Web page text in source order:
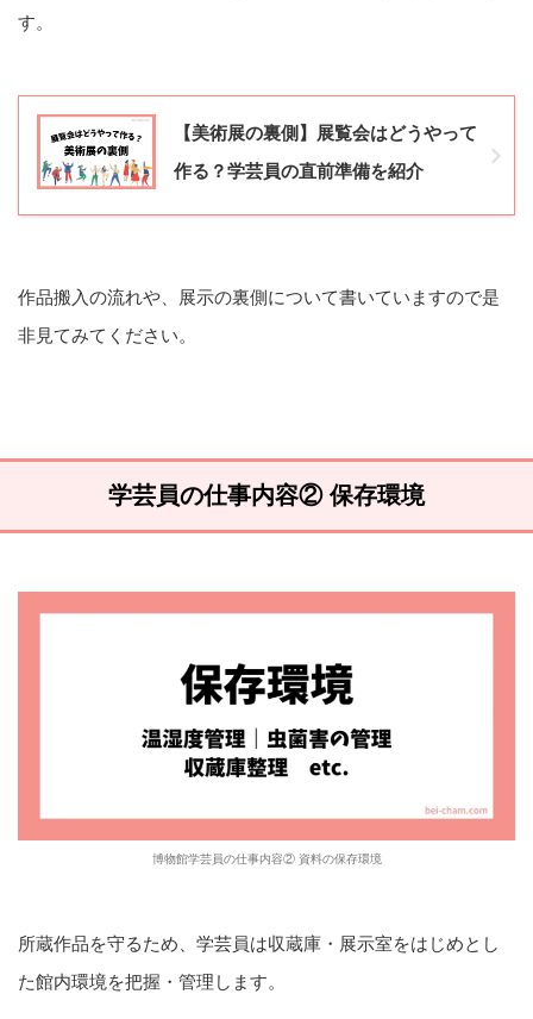
す。
【美術展の裏側】展覧会はどうやって
作る？学芸員の直前準備を紹介
作品搬入の流れや、展示の裏側について書いていますので是
非見てみてください。
学芸員の仕事内容② 保存環境
博物館学芸員の仕事内容② 資料の保存環境
所蔵作品を守るため、学芸員は収蔵庫・展示室をはじめとし
た館内環境を把握・管理します。